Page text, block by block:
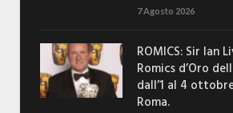
7 Agosto 2026
ROMICS: Sir Ian
Romics d’Oro
dall’1 al 4
Roma.